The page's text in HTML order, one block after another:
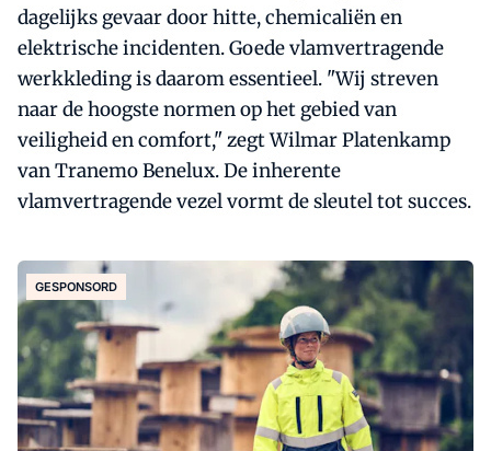
dagelijks gevaar door hitte, chemicaliën en
elektrische incidenten. Goede vlamvertragende
werkkleding is daarom essentieel. "Wij streven
naar de hoogste normen op het gebied van
veiligheid en comfort," zegt Wilmar Platenkamp
van Tranemo Benelux. De inherente
vlamvertragende vezel vormt de sleutel tot succes.
GESPONSORD